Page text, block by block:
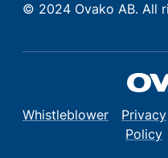
© 2024 Ovako AB. All
Whistleblower
Privacy
Policy